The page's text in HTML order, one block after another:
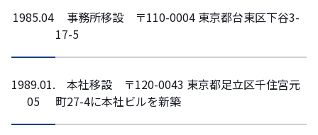
1985.04
事務所移設 〒110-0004 東京都台東区下谷3-
17-5
1989.01.
05
本社移設 〒120-0043 東京都足立区千住宮元
町27-4に本社ビルを新築